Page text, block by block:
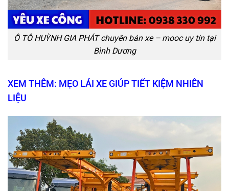
Ô TÔ HUỲNH GIA PHÁT chuyên bán xe – mooc uy tín tại
Bình Dương
XEM THÊM: MẸO LÁI XE GIÚP TIẾT KIỆM NHIÊN
LIỆU